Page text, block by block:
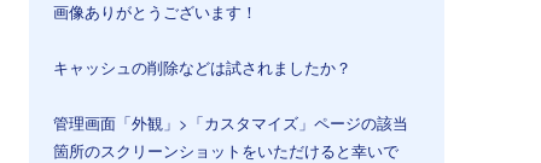
画像ありがとうございます！
キャッシュの削除などは試されましたか？
管理画面「外観」>「カスタマイズ」ページの該当
箇所のスクリーンショットをいただけると幸いで